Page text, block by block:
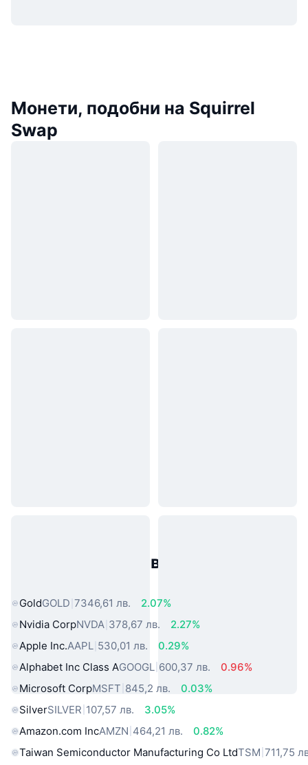
Монети, подобни на Squirrel
Swap
Популярни активи от реалния
GoldGOLD 7346,61 лв.
2.07%
Nvidia CorpNVDA 378,67 лв.
2.27%
Apple Inc.AAPL 530,01 лв.
0.29%
Alphabet Inc Class AGOOGL 600,37 лв.
0.96%
Microsoft CorpMSFT 845,2 лв.
0.03%
SilverSILVER 107,57 лв.
3.05%
Amazon.com IncAMZN 464,21 лв.
0.82%
Taiwan Semiconductor Manufacturing Co LtdTSM 711,75